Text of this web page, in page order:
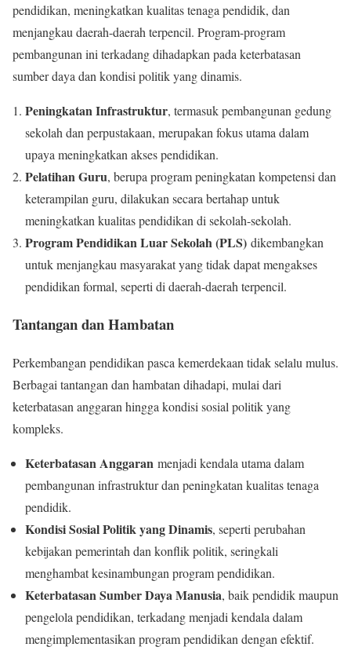
pendidikan, meningkatkan kualitas tenaga pendidik, dan
menjangkau daerah-daerah terpencil. Program-program
pembangunan ini terkadang dihadapkan pada keterbatasan
sumber daya dan kondisi politik yang dinamis.
Peningkatan Infrastruktur, termasuk pembangunan gedung
sekolah dan perpustakaan, merupakan fokus utama dalam
upaya meningkatkan akses pendidikan.
Pelatihan Guru, berupa program peningkatan kompetensi dan
keterampilan guru, dilakukan secara bertahap untuk
meningkatkan kualitas pendidikan di sekolah-sekolah.
Program Pendidikan Luar Sekolah (PLS) dikembangkan
untuk menjangkau masyarakat yang tidak dapat mengakses
pendidikan formal, seperti di daerah-daerah terpencil.
Tantangan dan Hambatan
Perkembangan pendidikan pasca kemerdekaan tidak selalu mulus.
Berbagai tantangan dan hambatan dihadapi, mulai dari
keterbatasan anggaran hingga kondisi sosial politik yang
kompleks.
Keterbatasan Anggaran menjadi kendala utama dalam
pembangunan infrastruktur dan peningkatan kualitas tenaga
pendidik.
Kondisi Sosial Politik yang Dinamis, seperti perubahan
kebijakan pemerintah dan konflik politik, seringkali
menghambat kesinambungan program pendidikan.
Keterbatasan Sumber Daya Manusia, baik pendidik maupun
pengelola pendidikan, terkadang menjadi kendala dalam
mengimplementasikan program pendidikan dengan efektif.